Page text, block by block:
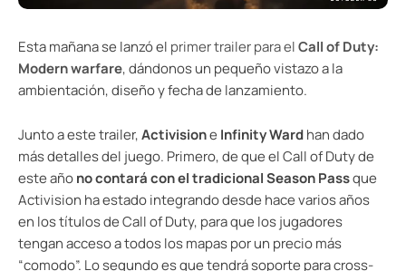
Esta mañana se lanzó el primer trailer para elCall of Duty:
Modern warfare, dándonos un pequeño vistazo a la
ambientación, diseño y fecha de lanzamiento.
Junto a este trailer,Activisione Infinity Wardhan dado
más detalles del juego. Primero, de que el Call of Duty de
este añono contará con el tradicional Season Passque
Activision ha estado integrando desde hace varios años
en los títulos de Call of Duty, para que los jugadores
tengan acceso a todos los mapas por un precio más
“comodo”. Lo segundo es que tendrá soporte para cross-